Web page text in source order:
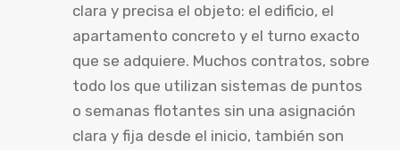
clara y precisa el objeto: el edificio, el
apartamento concreto y el turno exacto
que se adquiere. Muchos contratos, sobre
todo los que utilizan sistemas de puntos
o semanas flotantes sin una asignación
clara y fija desde el inicio, también son